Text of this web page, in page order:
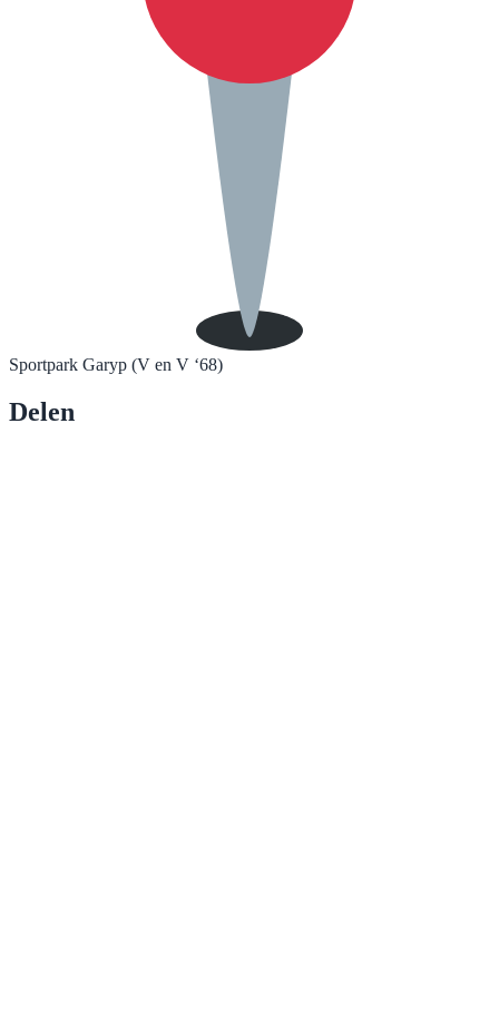
Sportpark Garyp (V en V ‘68)
Delen